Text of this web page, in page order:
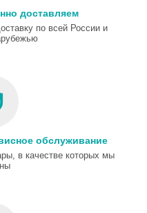
доставляем
по всей России и
обслуживание
в качестве которых мы